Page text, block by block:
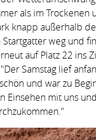
als im
knapp außerhalb
weg und
auf Platz 22 ins
Samstag lief
und war zu
Einsehen mit uns